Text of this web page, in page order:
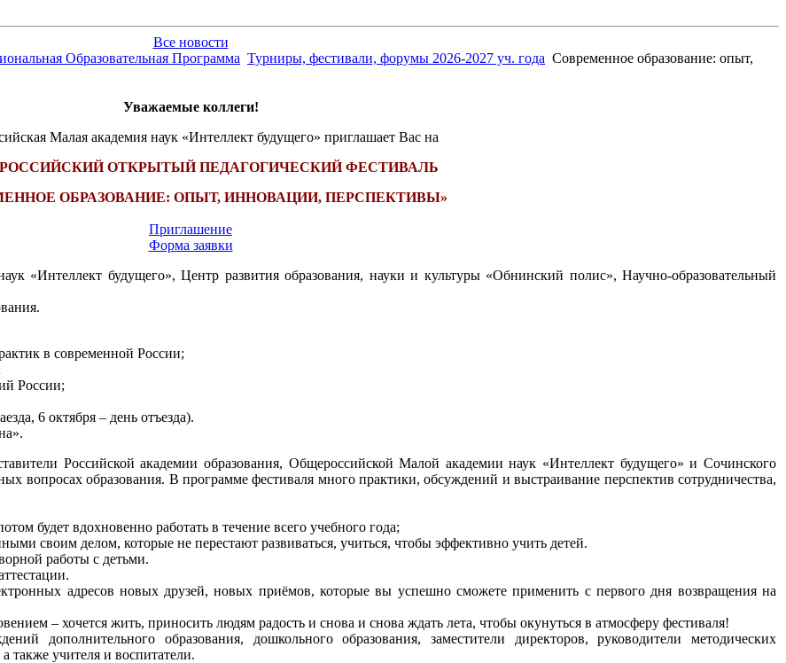
Все новости
Образовательная Программа Турниры, фестивали, форумы 2026-2027 уч. года Современное образование: опыт,
Уважаемые коллеги!
Малая академия наук «Интеллект будущего» приглашает Вас на
ОТКРЫТЫЙ ПЕДАГОГИЧЕСКИЙ ФЕСТИВАЛЬ
ОБРАЗОВАНИЕ: ОПЫТ, ИННОВАЦИИ, ПЕРСПЕКТИВЫ»
Приглашение
Форма заявки
«Интеллект будущего», Центр развития образования, науки и культуры «Обнинский полис», Научно-образовательный
в современной России;
России;
6 октября – день отъезда).
Российской академии образования, Общероссийской Малой академии наук «Интеллект будущего» и Сочинского
вопросах образования. В программе фестиваля много практики, обсуждений и выстраивание перспектив сотрудничества,
будет вдохновенно работать в течение всего учебного года;
своим делом, которые не перестают развиваться, учиться, чтобы эффективно учить детей.
работы с детьми.
адресов новых друзей, новых приёмов, которые вы успешно сможете применить с первого дня возвращения на
– хочется жить, приносить людям радость и снова и снова ждать лета, чтобы окунуться в атмосферу фестиваля!
дополнительного образования, дошкольного образования, заместители директоров, руководители методических
также учителя и воспитатели.